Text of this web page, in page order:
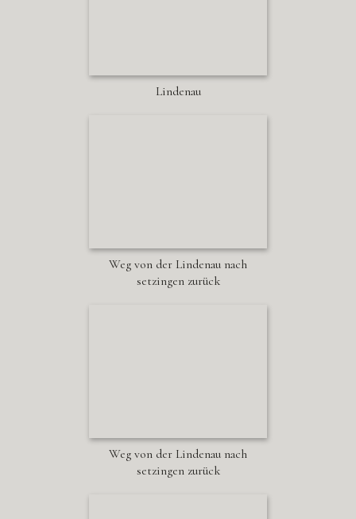
Lindenau
Weg von der Lindenau nach
setzingen zurück
Weg von der Lindenau nach
setzingen zurück